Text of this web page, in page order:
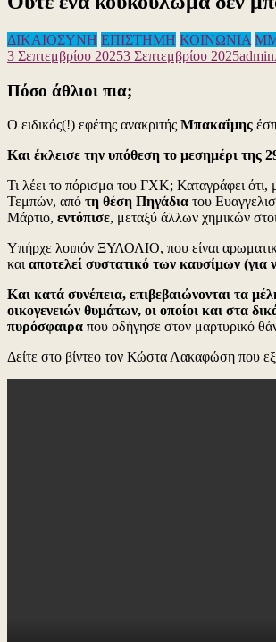
ΔΙΚΑΙΟΣΥΝΗ ΕΠΙΣΤΗΜΗ ΚΟΙΝΩΝΙΑ
3 Σεπτεμβρίου 20253 Σεπτεμβρίου 2025admin
Πόσο άθλιοι πια;
Ο ειδικός(!) εφέτης ανακριτής Μπακαΐμης
Και έκλεισε την υπόθεση το μεσημέρι της
Τι λέει το πόρισμα του ΓΧΚ; Καταγράφει
Τεμπών, από τη θέση Πηγάδια του
Μάρτιο, εντόπισε, μεταξύ άλλων χημικών
Υπήρχε λοιπόν ΞΥΛΟΛΙΟ, που είναι
και αποτελεί συστατικό των καυσίμων (για
Και κατά συνέπεια, επιβεβαιώνονται τα
οικογενειών θυμάτων, οι οποίοι και στα
πυρόσφαιρα που οδήγησε στον μαρτυρικό
Δείτε στο βίντεο τον Κώστα Λακαφώση που